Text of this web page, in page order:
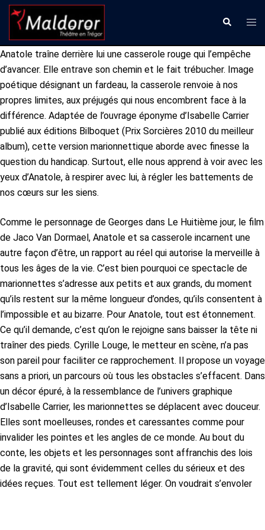
Aller
contenu
Anatole traîne derrière lui une casserole rouge qui l’empêche
d’avancer. Elle entrave son chemin et le fait trébucher. Image
poétique désignant un fardeau, la casserole renvoie à nos
propres limites, aux préjugés qui nous encombrent face à la
différence. Adaptée de l’ouvrage éponyme d’Isabelle Carrier
publié aux éditions Bilboquet (Prix Sorcières 2010 du meilleur
album), cette version marionnettique aborde avec finesse la
question du handicap. Surtout, elle nous apprend à voir avec les
yeux d’Anatole, à respirer avec lui, à régler les battements de
nos cœurs sur les siens.
Comme le personnage de Georges dans Le Huitième jour, le film
de Jaco Van Dormael, Anatole et sa casserole incarnent une
autre façon d’être, un rapport au réel qui autorise la merveille à
tous les âges de la vie. C’est bien pourquoi ce spectacle de
marionnettes s’adresse aux petits et aux grands, du moment
qu’ils restent sur la même longueur d’ondes, qu’ils consentent à
l’impossible et au bizarre. Pour Anatole, tout est étonnement.
Ce qu’il demande, c’est qu’on le rejoigne sans baisser la tête ni
traîner des pieds. Cyrille Louge, le metteur en scène, n’a pas
son pareil pour faciliter ce rapprochement. Il propose un voyage
sans a priori, un parcours où tous les obstacles s’effacent. Dans
un décor épuré, à la ressemblance de l’univers graphique
d’Isabelle Carrier, les marionnettes se déplacent avec douceur.
Elles sont moelleuses, rondes et caressantes comme pour
invalider les pointes et les angles de ce monde. Au bout du
conte, les objets et les personnages sont affranchis des lois
de la gravité, qui sont évidemment celles du sérieux et des
idées reçues. Tout est tellement léger. On voudrait s’envoler